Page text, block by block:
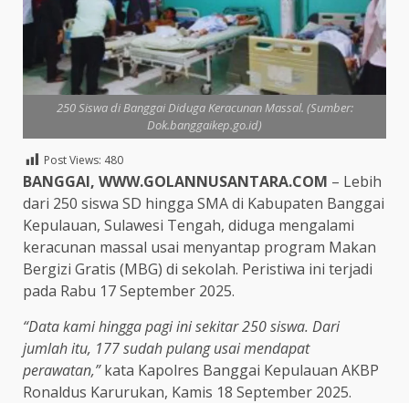
250 Siswa di Banggai Diduga Keracunan Massal. (Sumber:
Dok.banggaikep.go.id)
Post Views: 480
BANGGAI, WWW.GOLANNUSANTARA.COM – Lebih
dari 250 siswa SD hingga SMA di Kabupaten Banggai
Kepulauan, Sulawesi Tengah, diduga mengalami
keracunan massal usai menyantap program Makan
Bergizi Gratis (MBG) di sekolah. Peristiwa ini terjadi
pada Rabu 17 September 2025.
“Data kami hingga pagi ini sekitar 250 siswa. Dari
jumlah itu, 177 sudah pulang usai mendapat
perawatan,”kata Kapolres Banggai Kepulauan AKBP
Ronaldus Karurukan, Kamis 18 September 2025.